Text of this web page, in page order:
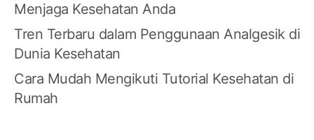
Menjaga Kesehatan Anda
Tren Terbaru dalam Penggunaan Analgesik di
Dunia Kesehatan
Cara Mudah Mengikuti Tutorial Kesehatan di
Rumah